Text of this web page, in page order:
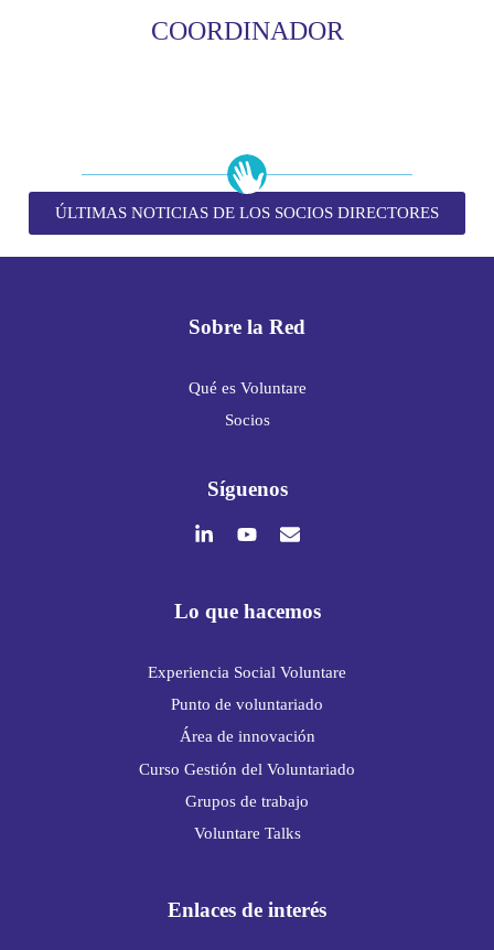
COORDINADOR
ÚLTIMAS NOTICIAS DE LOS SOCIOS DIRECTORES
Sobre la Red
Qué es Voluntare
Socios
Síguenos
Lo que hacemos
Experiencia Social Voluntare
Punto de voluntariado
Área de innovación
Curso Gestión del Voluntariado
Grupos de trabajo
Voluntare Talks
Enlaces de interés